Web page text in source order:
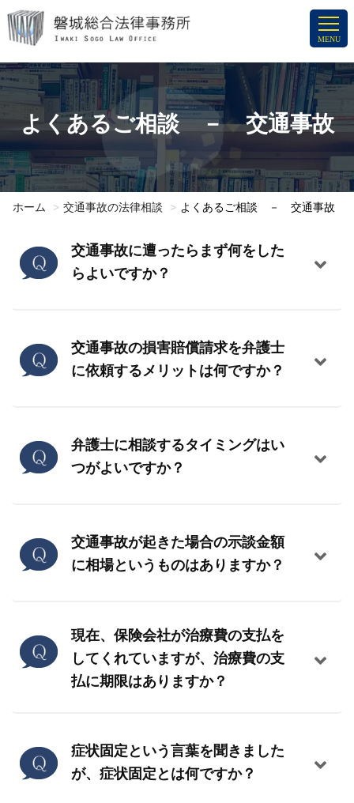
ン
ン
ツ
キ
ッ
プ
MENU
よくあるご相談 － 交通事故
ホーム 交通事故の法律相談 よくあるご相談 － 交通事故
交通事故に遭ったらまず何をした
らよいですか？
交通事故の損害賠償請求を弁護士
に依頼するメリットは何ですか？
弁護士に相談するタイミングはい
つがよいですか？
交通事故が起きた場合の示談金額
に相場というものはありますか？
現在、保険会社が治療費の支払を
してくれていますが、治療費の支
払に期限はありますか？
症状固定という言葉を聞きました
が、症状固定とは何ですか？